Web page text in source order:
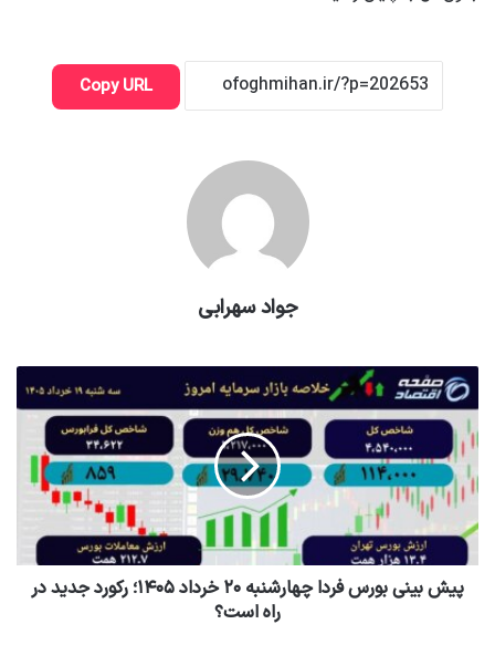
Copy URL
جواد سهرابی
پیش بینی بورس فردا چهارشنبه ۲۰ خرداد ۱۴۰۵؛ رکورد جدید در
راه است؟